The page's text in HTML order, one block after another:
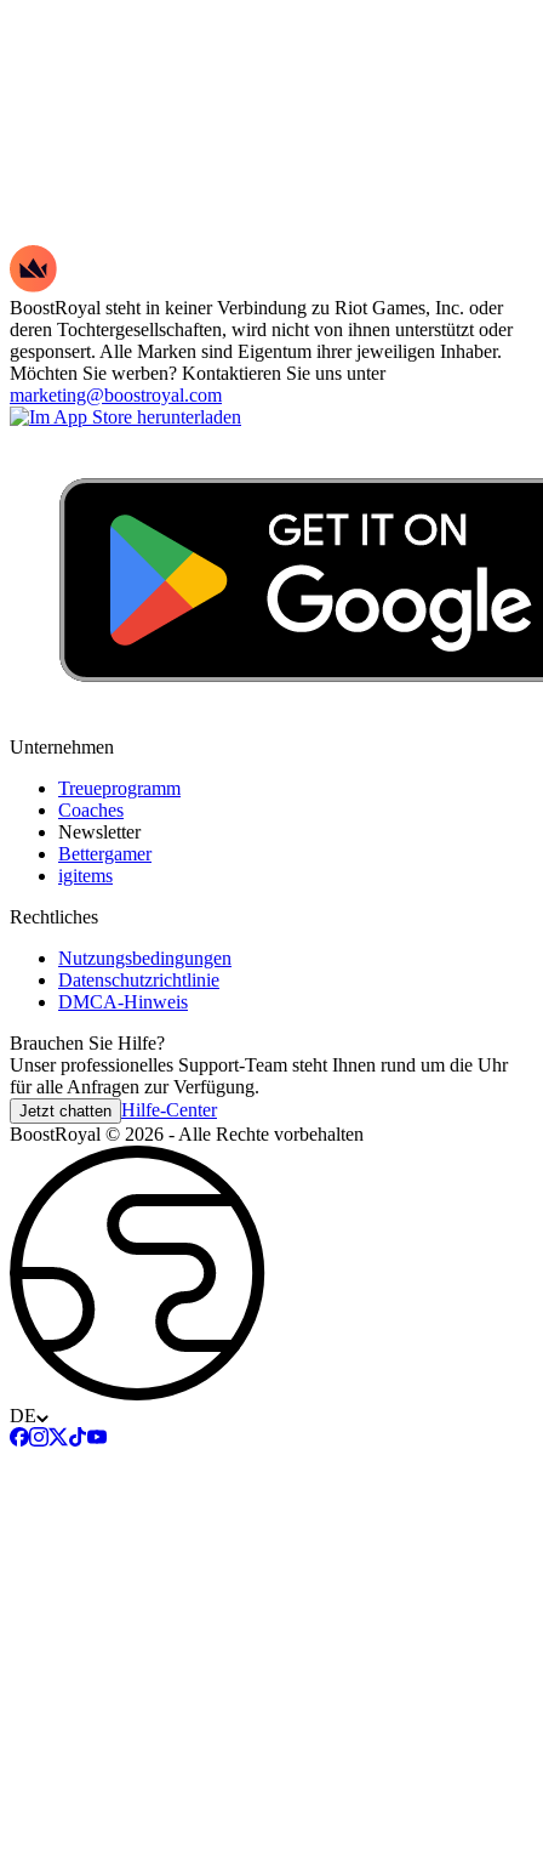
BoostRoyal steht in keiner Verbindung zu Riot Games, Inc. oder
deren Tochtergesellschaften, wird nicht von ihnen unterstützt oder
gesponsert. Alle Marken sind Eigentum ihrer jeweiligen Inhaber.
Möchten Sie werben? Kontaktieren Sie uns unter
marketing@boostroyal.com
Unternehmen
Treueprogramm
Coaches
Newsletter
Bettergamer
igitems
Rechtliches
Nutzungsbedingungen
Datenschutzrichtlinie
DMCA-Hinweis
Brauchen Sie Hilfe?
Unser professionelles Support-Team steht Ihnen rund um die Uhr
für alle Anfragen zur Verfügung.
Jetzt chatten Hilfe-Center
BoostRoyal © 2026 - Alle Rechte vorbehalten
DE